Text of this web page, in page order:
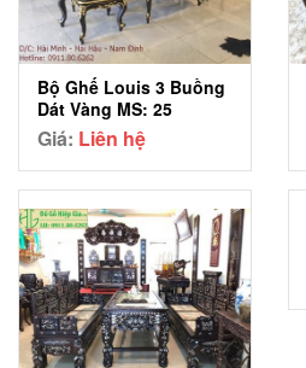
Bộ Ghế Louis 3 Buồng
Dát Vàng MS: 25
Giá: Liên hệ